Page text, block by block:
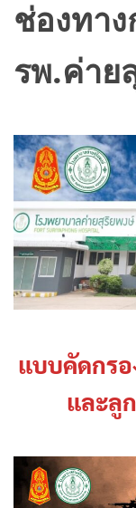
ช่องทาง
รพ.ค่าย
แบบคัดกร
และลู